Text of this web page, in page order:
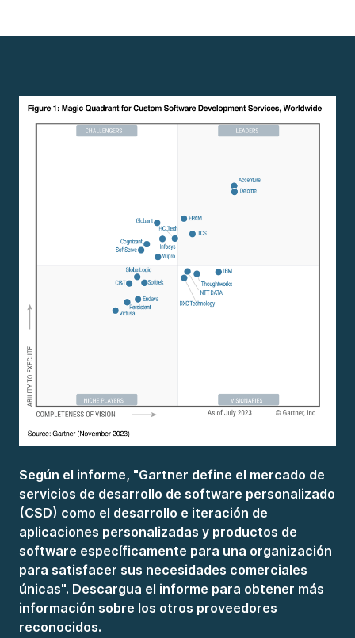
Según el informe, "Gartner define el mercado de
servicios de desarrollo de software personalizado
(CSD) como el desarrollo e iteración de
aplicaciones personalizadas y productos de
software específicamente para una organización
para satisfacer sus necesidades comerciales
únicas". Descargua el informe para obtener más
información sobre los otros proveedores
reconocidos.